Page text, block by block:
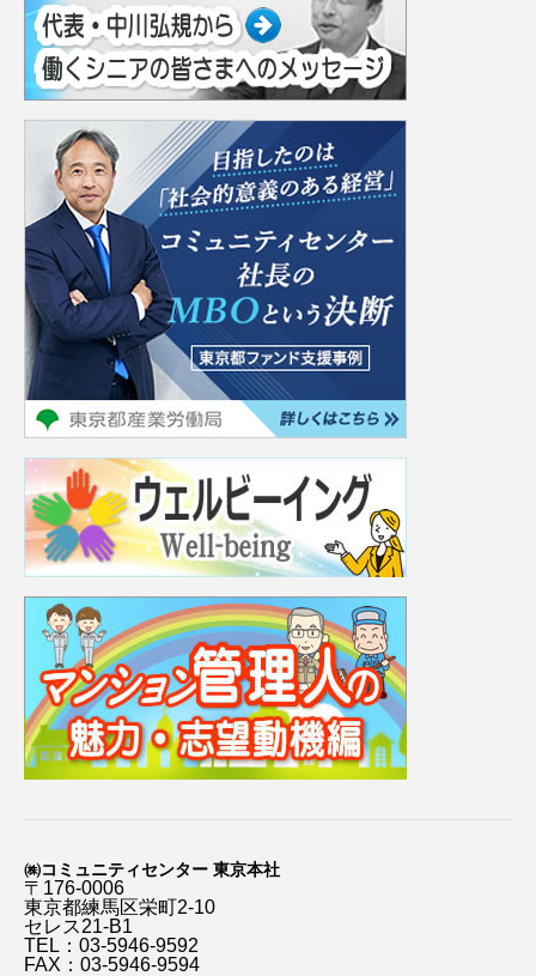
㈱コミュニティセンター 東京本社
〒176-0006
東京都練馬区栄町2-10
セレス21-B1
TEL：03-5946-9592
FAX：03-5946-9594